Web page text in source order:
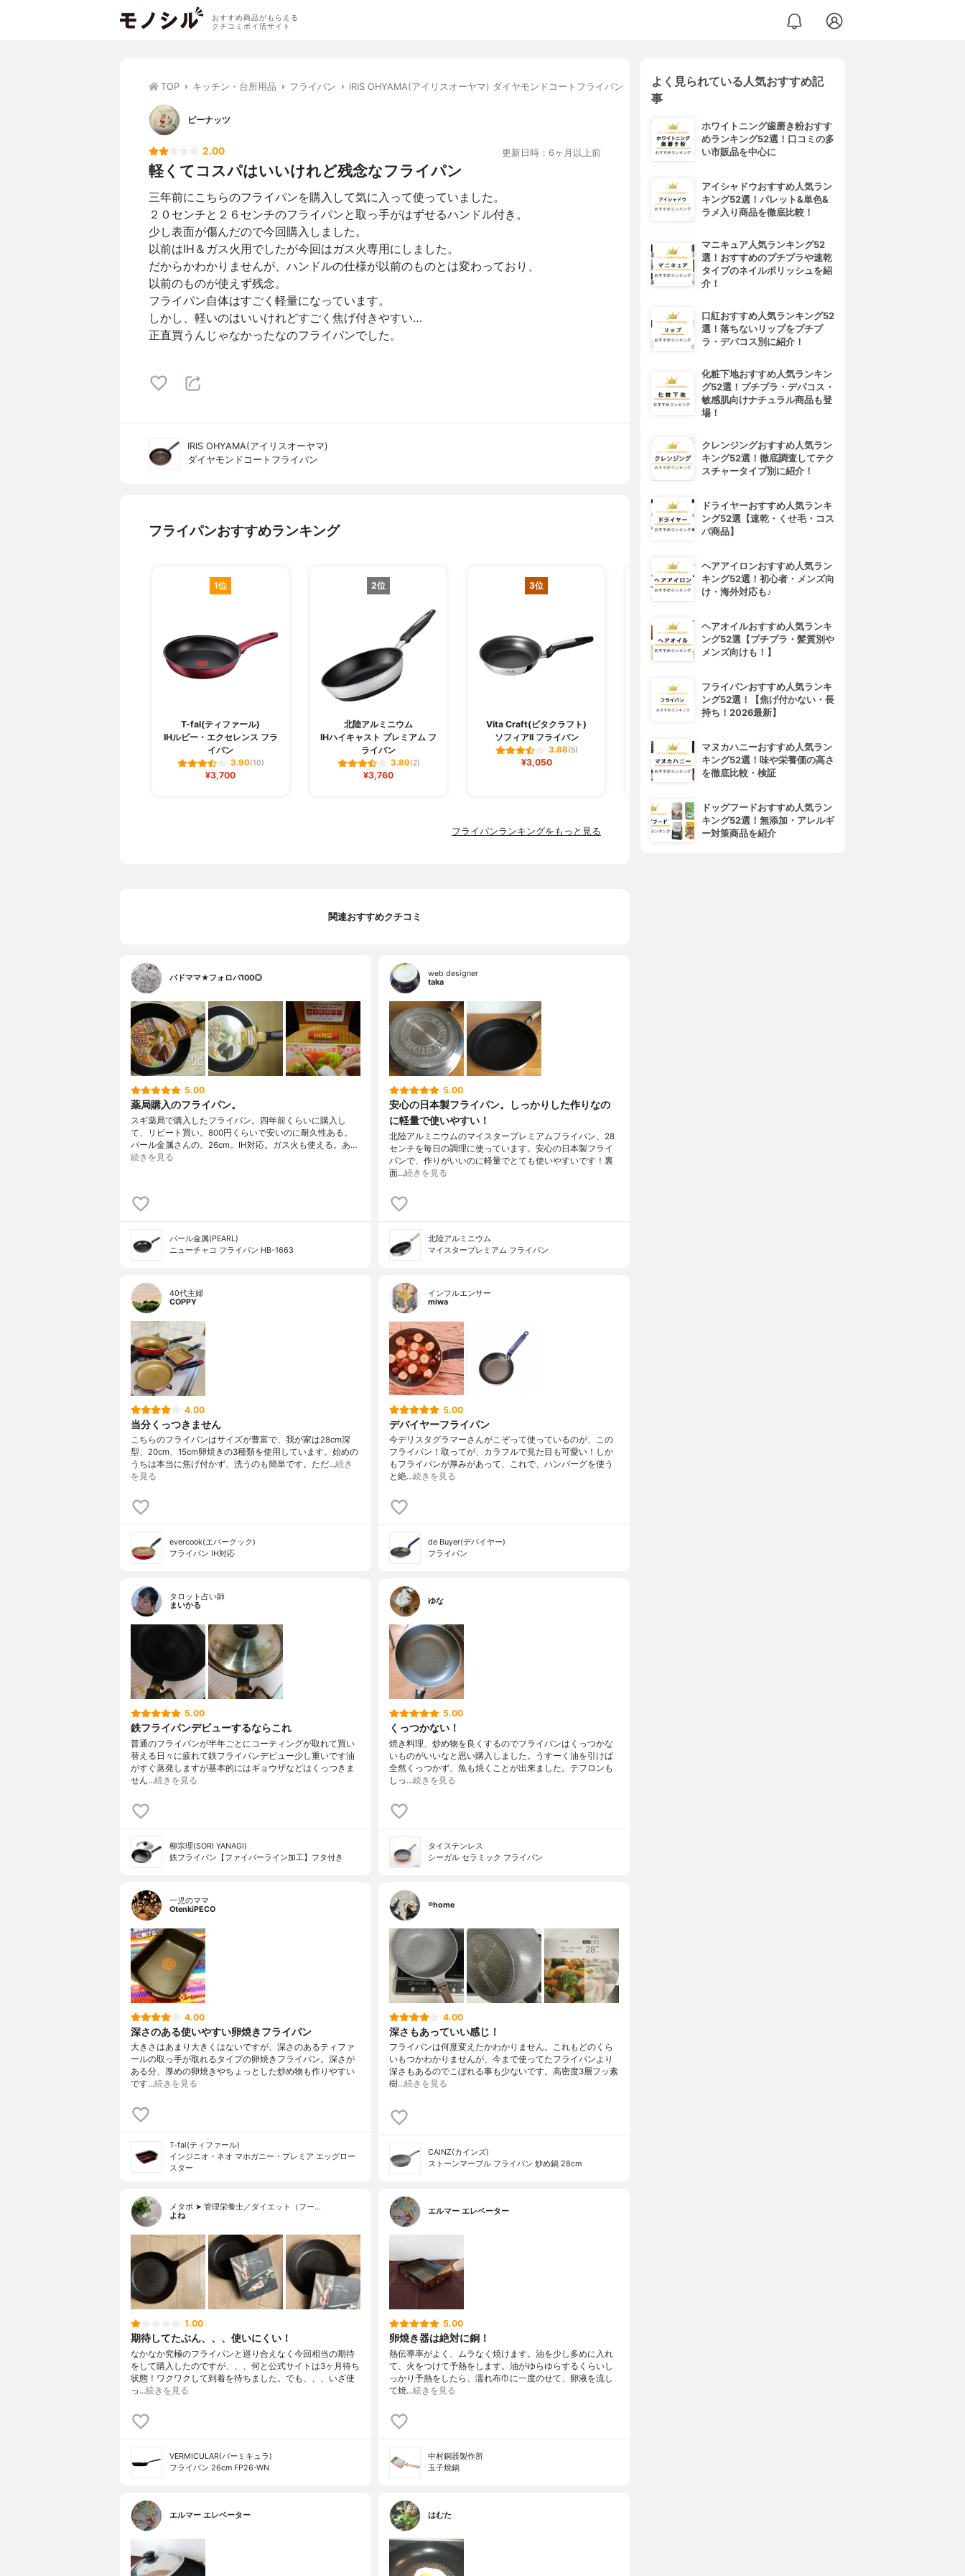
おすすめ商品がもらえる
クチコミポイ活サイト
TOP キッチン・台所用品 フライパン IRIS OHYAMA(アイリスオーヤマ) ダイヤモンドコートフライパン
ピーナッツ
2.00 更新日時：6ヶ月以上前
軽くてコスパはいいけれど残念なフライパン
三年前にこちらのフライパンを購入して気に入って使っていました。
２０センチと２６センチのフライパンと取っ手がはずせるハンドル付き。
少し表面が傷んだので今回購入しました。
以前はIH＆ガス火用でしたが今回はガス火専用にしました。
だからかわかりませんが、ハンドルの仕様が以前のものとは変わっており、
以前のものが使えず残念。
フライパン自体はすごく軽量になっています。
しかし、軽いのはいいけれどすごく焦げ付きやすい…
正直買うんじゃなかったなのフライパンでした。
IRIS OHYAMA(アイリスオーヤマ)
ダイヤモンドコートフライパン
フライパンおすすめランキング
1位
T-fal(ティファール)
IHルビー・エクセレンス フラ
イパン
3.90(10)
¥3,700
2位
北陸アルミニウム
IHハイキャスト プレミアム フ
ライパン
3.89(2)
¥3,760
3位
Vita Craft(ビタクラフト)
ソフィアII フライパン
3.88(5)
¥3,050
4位
3.88(3)
¥11,000
軽量・高熱効率 フライパン
フライパンランキングをもっと見る
関連おすすめクチコミ
バドママ★フォロバ100◎
5.00
薬局購入のフライパン。
スギ薬局で購入したフライパン。四年前くらいに購入し
て、リピート買い。800円くらいで安いのに耐久性ある。
パール金属さんの。26cm。IH対応。ガス火も使える。あ…
続きを見る
パール金属(PEARL)
ニューチャコ フライパン HB-1663
web designer
taka
5.00
安心の日本製フライパン。しっかりした作りなの
に軽量で使いやすい！
北陸アルミニウムのマイスタープレミアムフライパン、28
センチを毎日の調理に使っています。安心の日本製フライ
パンで、作りがいいのに軽量でとても使いやすいです！裏
面…続きを見る
北陸アルミニウム
マイスタープレミアム フライパン
40代主婦
COPPY
4.00
当分くっつきません
こちらのフライパンはサイズが豊富で、我が家は28cm深
型、20cm、15cm卵焼きの3種類を使用しています。始めの
うちは本当に焦げ付かず、洗うのも簡単です。ただ…続き
を見る
evercook(エバークック)
フライパン IH対応
インフルエンサー
miwa
5.00
デバイヤーフライパン
今デリスタグラマーさんがこぞって使っているのが、この
フライパン！取ってが、カラフルで見た目も可愛い！しか
もフライパンが厚みがあって、これで、ハンバーグを使う
と絶…続きを見る
de Buyer(デバイヤー)
フライパン
タロット占い師
まいかる
5.00
鉄フライパンデビューするならこれ
普通のフライパンが半年ごとにコーティングが取れて買い
替える日々に疲れて鉄フライパンデビュー少し重いです油
がすぐ蒸発しますが基本的にはギョウザなどはくっつきま
せん…続きを見る
柳宗理(SORI YANAGI)
鉄フライパン【ファイバーライン加工】フタ付き
ゆな
5.00
くっつかない！
焼き料理、炒め物を良くするのでフライパンはくっつかな
いものがいいなと思い購入しました。うすーく油を引けば
全然くっつかず、魚も焼くことが出来ました。テフロンも
しっ…続きを見る
タイステンレス
シーガル セラミック フライパン
一児のママ
OtenkiPECO
4.00
深さのある使いやすい卵焼きフライパン
大きさはあまり大きくはないですが、深さのあるティファ
ールの取っ手が取れるタイプの卵焼きフライパン。深さが
ある分、厚めの卵焼きやちょっとした炒め物も作りやすい
です…続きを見る
T-fal(ティファール)
インジニオ・ネオ マホガニー・プレミア エッグロー
スター
®️home
4.00
深さもあっていい感じ！
フライパンは何度変えたかわかりません。これもどのくら
いもつかわかりませんが、今まで使ってたフライパンより
深さもあるのでこぼれる事も少ないです。高密度3層フッ素
樹…続きを見る
CAINZ(カインズ)
ストーンマーブル フライパン 炒め鍋 28cm
メタボ ➤ 管理栄養士／ダイエット（フー…
よね
1.00
期待してたぶん、、、使いにくい！
なかなか究極のフライパンと巡り合えなく今回相当の期待
をして購入したのですが、、、何と公式サイトは3ヶ月待ち
状態！ワクワクして到着を待ちました。でも、、、いざ使
っ…続きを見る
VERMICULAR(バーミキュラ)
フライパン 26cm FP26-WN
エルマー エレベーター
5.00
卵焼き器は絶対に銅！
熱伝導率がよく、ムラなく焼けます。油を少し多めに入れ
て、火をつけて予熱をします。油がゆらゆらするくらいし
っかり予熱をしたら、濡れ布巾に一度のせて、卵液を流し
て焼…続きを見る
中村銅器製作所
玉子焼鍋
エルマー エレベーター はむた
よく見られている人気おすすめ記
事
ホワイトニング歯磨き粉おすす
めランキング52選！口コミの多
い市販品を中心に
アイシャドウおすすめ人気ラン
キング52選！パレット&単色&
ラメ入り商品を徹底比較！
マニキュア人気ランキング52
選！おすすめのプチプラや速乾
タイプのネイルポリッシュを紹
介！
口紅おすすめ人気ランキング52
選！落ちないリップをプチプ
ラ・デパコス別に紹介！
化粧下地おすすめ人気ランキン
グ52選！プチプラ・デパコス・
敏感肌向けナチュラル商品も登
場！
クレンジングおすすめ人気ラン
キング52選！徹底調査してテク
スチャータイプ別に紹介！
ドライヤーおすすめ人気ランキ
ング52選【速乾・くせ毛・コス
パ商品】
ヘアアイロンおすすめ人気ラン
キング52選！初心者・メンズ向
け・海外対応も♪
ヘアオイルおすすめ人気ランキ
ング52選【プチプラ・髪質別や
メンズ向けも！】
フライパンおすすめ人気ランキ
ング52選！【焦げ付かない・長
持ち！2026最新】
マヌカハニーおすすめ人気ラン
キング52選！味や栄養価の高さ
を徹底比較・検証
ドッグフードおすすめ人気ラン
キング52選！無添加・アレルギ
ー対策商品を紹介